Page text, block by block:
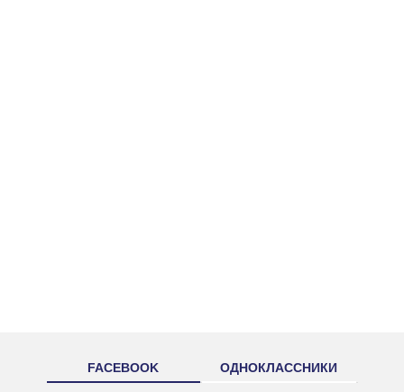
FACEBOOK ОДНОКЛАССНИКИ